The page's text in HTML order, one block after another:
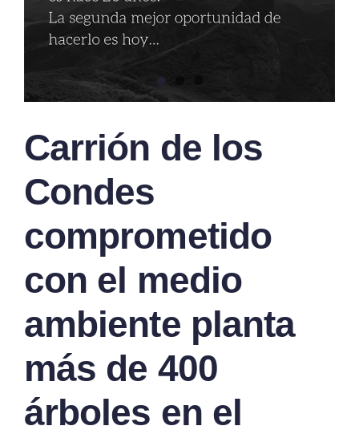
Carrión de los
Condes
comprometido
con el medio
ambiente planta
más de 400
árboles en el